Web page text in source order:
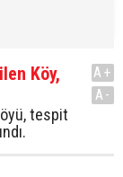
Köy,
tespit
A+
A-